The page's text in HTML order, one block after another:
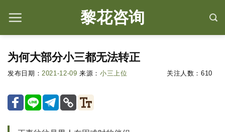
复
黎花咨询
为何大部分小三都无法转正
发布日期：2021-12-09 来源：小三上位 关注人数：610